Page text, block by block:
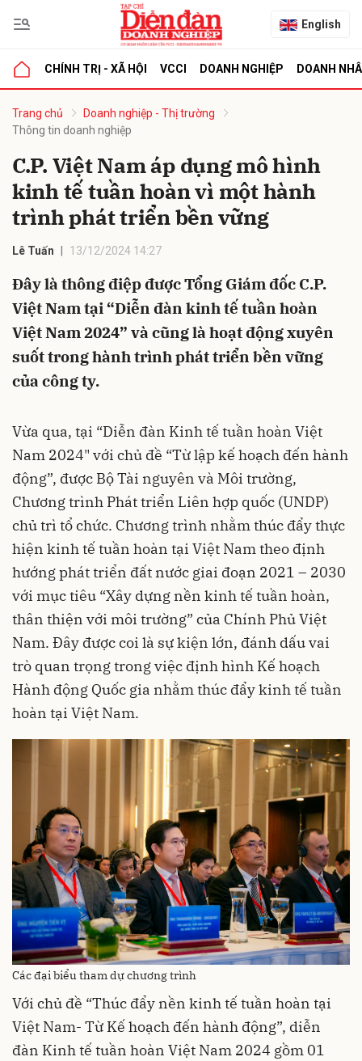
English
CHÍNH TRỊ - XÃ HỘI VCCI DOANH NGHIỆP DOANH
Trang chủ
Doanh nghiệp - Thị trường
Thông tin doanh nghiệp
C.P. Việt Nam áp dụng mô hình
kinh tế tuần hoàn vì một hành
trình phát triển bền vững
Lê Tuấn 13/12/2024 14:27
Đây là thông điệp được Tổng Giám đốc C.P.
Việt Nam tại “Diễn đàn kinh tế tuần hoàn
Việt Nam 2024” và cũng là hoạt động xuyên
suốt trong hành trình phát triển bền vững
của công ty.
‎Vừa qua, tại “Diễn đàn Kinh tế tuần hoàn Việt
Nam 2024" với chủ đề “Từ lập kế hoạch đến hành
động”, được Bộ Tài nguyên và Môi trường,
Chương trình Phát triển Liên hợp quốc (UNDP)
chủ trì tổ chức. Chương trình nhằm thúc đẩy thực
hiện kinh tế tuần hoàn tại Việt Nam theo định
hướng phát triển đất nước giai đoạn 2021 – 2030
với mục tiêu “Xây dựng nền kinh tế tuần hoàn,
thân thiện với môi trường” của Chính Phủ Việt
Nam. Đây được coi là sự kiện lớn, đánh dấu vai
trò quan trọng trong việc định hình Kế hoạch
Hành động Quốc gia nhằm thúc đẩy kinh tế tuần
hoàn tại Việt Nam.
Các đại biểu tham dự chương trình
Với chủ đề “Thúc đẩy nền kinh tế tuần hoàn tại
Việt Nam- Từ Kế hoạch đến hành động”, diễn
đàn Kinh tế tuần hoàn Việt Nam 2024 gồm 01
luận